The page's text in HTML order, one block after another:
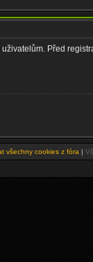
Před
všechny cookies z fóra |